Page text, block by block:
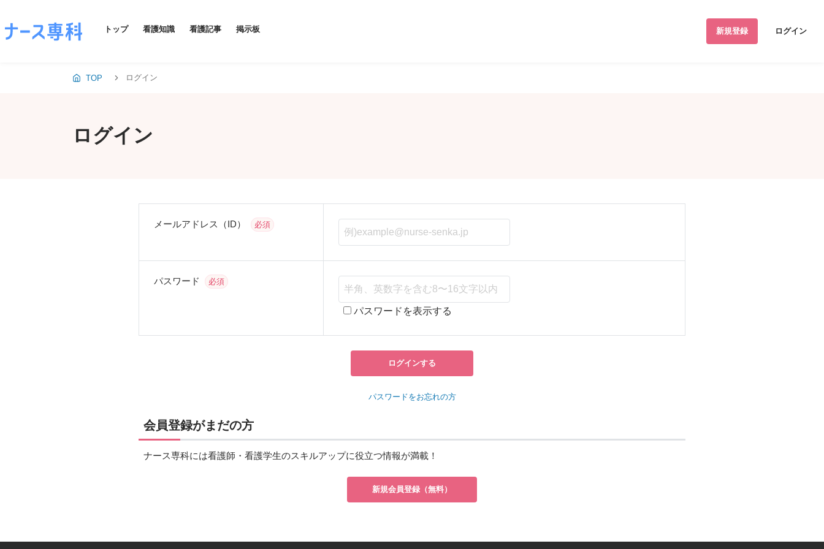
トップ 看護知識 看護記事 掲示板 新規登録 ログイン
TOP ログイン
ログイン
メールアドレス（ID） 必須
パスワード 必須
パスワードを表示する
ログインする
パスワードをお忘れの方
会員登録がまだの方
ナース専科には看護師・看護学生のスキルアップに役立つ情報が満載！
新規会員登録（無料）